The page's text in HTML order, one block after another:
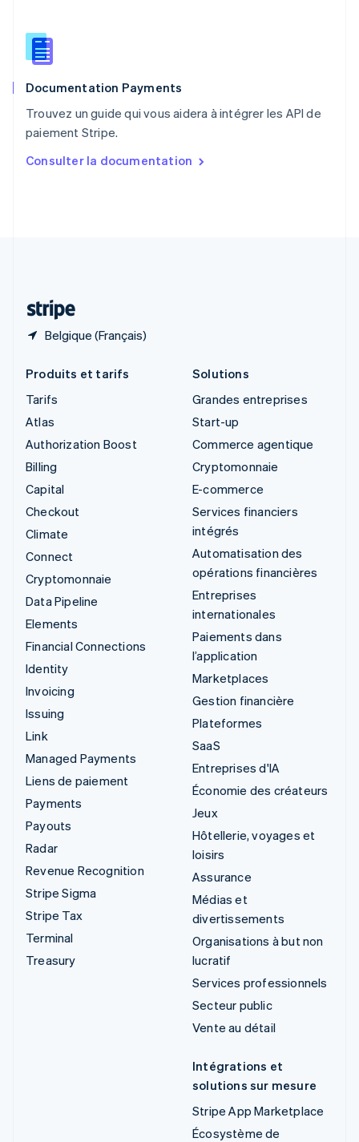
Documentation Payments
Trouvez un guide qui vous aidera à intégrer les API de
paiement Stripe.
Consulter la documentation
Belgique (Français)
English
Roumanie
Royaume-Uni
Singapour
English 简体中文
English
Produits et tarifs
Tarifs
Atlas
Authorization Boost
Billing
Capital
Checkout
Climate
Connect
Cryptomonnaie
Data Pipeline
Elements
Financial Connections
Identity
Invoicing
Issuing
Link
Managed Payments
Liens de paiement
Payments
Payouts
Radar
Revenue Recognition
Stripe Sigma
Stripe Tax
Terminal
Treasury
Solutions
Grandes entreprises
Start-up
Commerce agentique
Cryptomonnaie
E-commerce
Services financiers
intégrés
Automatisation des
opérations financières
Entreprises
internationales
Paiements dans
l’application
Marketplaces
Gestion financière
Plateformes
SaaS
Entreprises d'IA
Économie des créateurs
Jeux
Hôtellerie, voyages et
loisirs
Assurance
Médias et
divertissements
Organisations à but non
lucratif
Services professionnels
Secteur public
Vente au détail
Intégrations et
solutions sur mesure
Stripe App Marketplace
Écosystème de